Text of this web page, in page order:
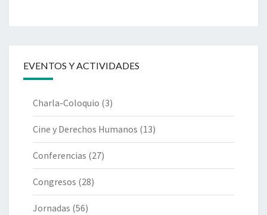
EVENTOS Y ACTIVIDADES
Charla-Coloquio (3)
Cine y Derechos Humanos (13)
Conferencias (27)
Congresos (28)
Jornadas (56)